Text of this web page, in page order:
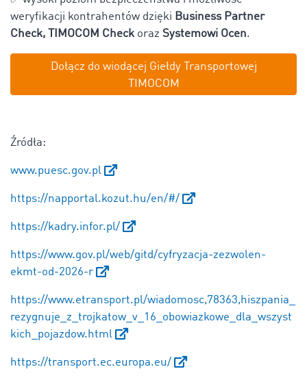
weryfikacji kontrahentów dzięki Business Partner
Check, TIMOCOM Checkoraz Systemowi Ocen.
Dołącz do wiodącej Giełdy Transportowej
TIMOCOM
Źródła:
www.puesc.gov.pl
https://napportal.kozut.hu/en/#/
https://kadry.infor.pl/
https://www.gov.pl/web/gitd/cyfryzacja-zezwolen-
ekmt-od-2026-r
https://www.etransport.pl/wiadomosc,78363,hiszpania_
rezygnuje_z_trojkatow_v_16_obowiazkowe_dla_wszyst
kich_pojazdow.html
https://transport.ec.europa.eu/